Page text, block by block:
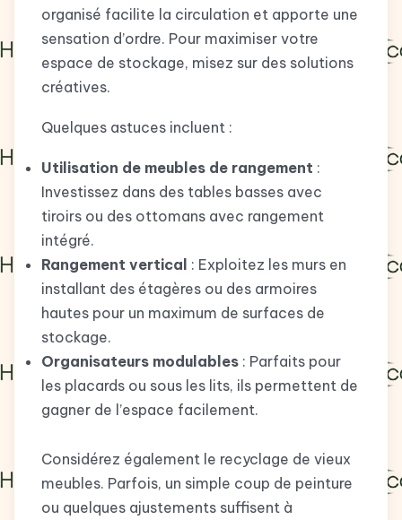
organisé facilite la circulation et apporte une
sensation d’ordre. Pour maximiser votre
espace de stockage, misez sur des solutions
créatives.
Quelques astuces incluent :
Utilisation de meubles de rangement :
Investissez dans des tables basses avec
tiroirs ou des ottomans avec rangement
intégré.
Rangement vertical : Exploitez les murs en
installant des étagères ou des armoires
hautes pour un maximum de surfaces de
stockage.
Organisateurs modulables : Parfaits pour
les placards ou sous les lits, ils permettent de
gagner de l’espace facilement.
Considérez également le recyclage de vieux
meubles. Parfois, un simple coup de peinture
ou quelques ajustements suffisent à